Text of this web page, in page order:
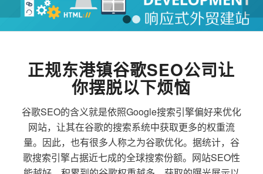
1 2
正规东港镇谷歌SEO公司让
你摆脱以下烦恼
谷歌SEO的含义就是依照Google搜索引擎偏好来优化
网站，让其在谷歌的搜索系统中获取更多的权重流
量。因此，也有很多人称之为谷歌优化。据统计，谷
歌搜索引擎占据近七成的全球搜索份额。网站SEO性